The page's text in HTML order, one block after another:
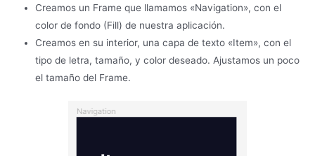
Creamos un Frame que llamamos «Navigation», con el
color de fondo (Fill) de nuestra aplicación.
Creamos en su interior, una capa de texto «Item», con el
tipo de letra, tamaño, y color deseado. Ajustamos un poco
el tamaño del Frame.